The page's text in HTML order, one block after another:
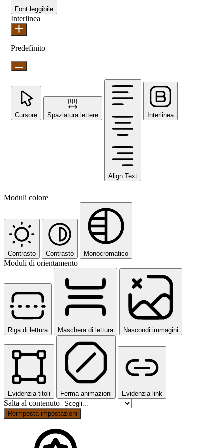
Font leggibile
Interlinea
Predefinito
Cursore Spaziatura lettere
Align Text
Interlinea
Moduli colore
Contrasto Contrasto Monocromatico
Moduli di orientamento
Riga di lettura Maschera di lettura Nascondi immagini
Evidenzia titoli Ferma animazioni Evidenzia link
Salta al contenuto
Reimposta impostazioni